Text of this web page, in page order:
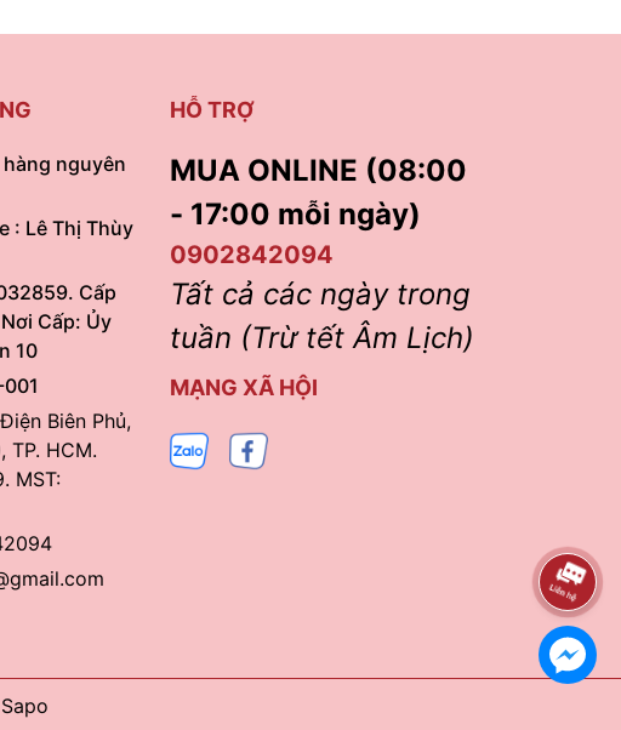
nguyên
: Lê Thị Thùy
Cấp
Cấp: Ủy
10
Biên Phủ,
TP. HCM.
MST:
HỖ TRỢ
MUA ONLINE (08:00
- 17:00 mỗi ngày)
0902842094
Tất cả các ngày trong
tuần (Trừ tết Âm Lịch)
MẠNG XÃ HỘI
Sapo